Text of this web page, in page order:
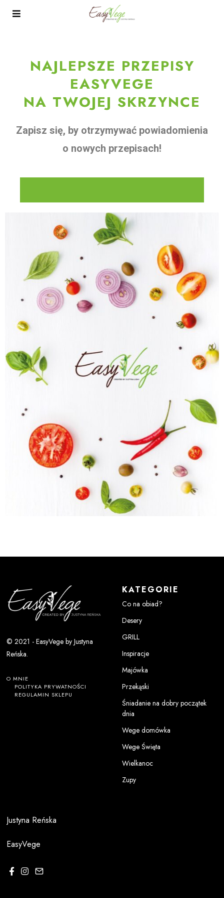
NAJLEPSZE PRZEPISY
EASYVEGE
NA TWOJEJ SKRZYNCE
Zapisz się, by otrzymywać powiadomienia
o nowych przepisach!
© 2021 - EasyVege by Justyna
Reńska.
O MNIE
POLITYKA PRYWATNOŚCI
REGULAMIN SKLEPU
KATEGORIE
Co na obiad?
Desery
GRILL
Inspiracje
Majówka
Przekąski
Śniadanie na dobry początek
dnia
Wege domówka
Wege Święta
Wielkanoc
Zupy
Justyna Reńska
EasyVege